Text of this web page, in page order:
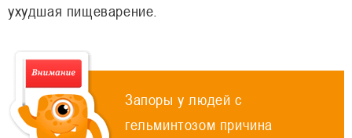
ухудшая пищеварение.
Запоры у людей с
гельминтозом причина